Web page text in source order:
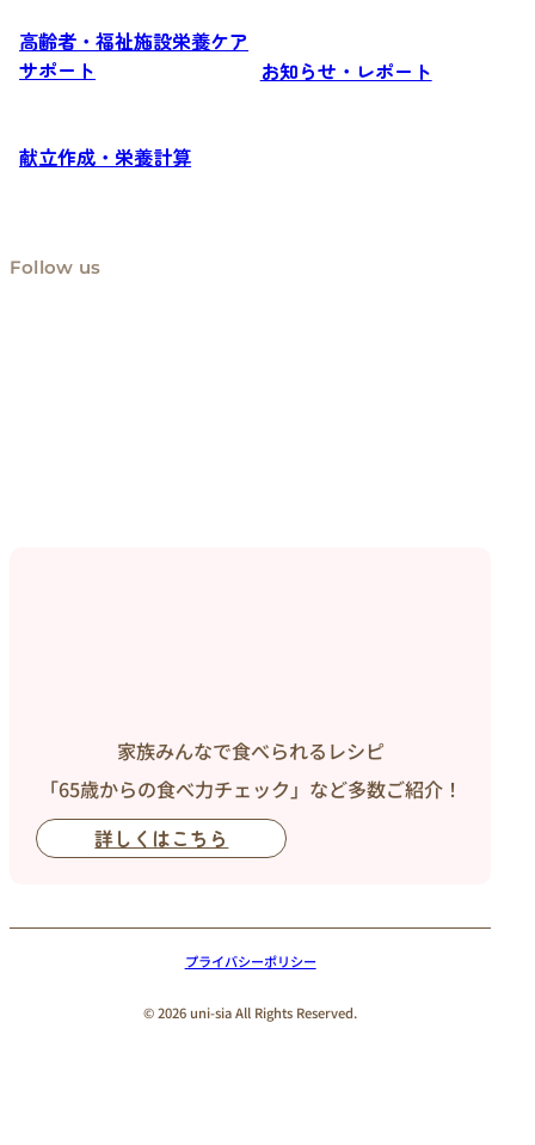
高齢者・福祉施設栄養ケア
サポート
献立作成・栄養計算
お知らせ・レポート
Follow us
家族みんなで食べられるレシピ
「65歳からの食べ力チェック」など多数ご紹介！
詳しくはこちら
プライバシーポリシー
© 2026 uni-sia All Rights Reserved.